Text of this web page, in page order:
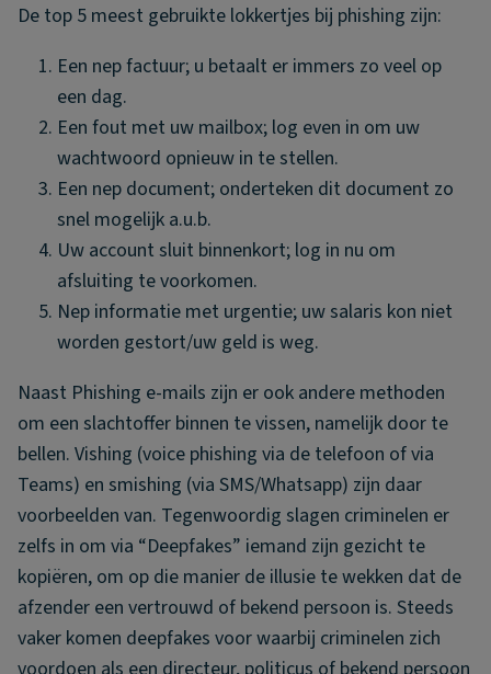
De top 5 meest gebruikte lokkertjes bij phishing zijn:
Een nep factuur; u betaalt er immers zo veel op
een dag.
Een fout met uw mailbox; log even in om uw
wachtwoord opnieuw in te stellen.
Een nep document; onderteken dit document zo
snel mogelijk a.u.b.
Uw account sluit binnenkort; log in nu om
afsluiting te voorkomen.
Nep informatie met urgentie; uw salaris kon niet
worden gestort/uw geld is weg.
Naast Phishing e-mails zijn er ook andere methoden
om een slachtoffer binnen te vissen, namelijk door te
bellen. Vishing (voice phishing via de telefoon of via
Teams) en smishing (via SMS/Whatsapp) zijn daar
voorbeelden van. Tegenwoordig slagen criminelen er
zelfs in om via “Deepfakes” iemand zijn gezicht te
kopiëren, om op die manier de illusie te wekken dat de
afzender een vertrouwd of bekend persoon is. Steeds
vaker komen deepfakes voor waarbij criminelen zich